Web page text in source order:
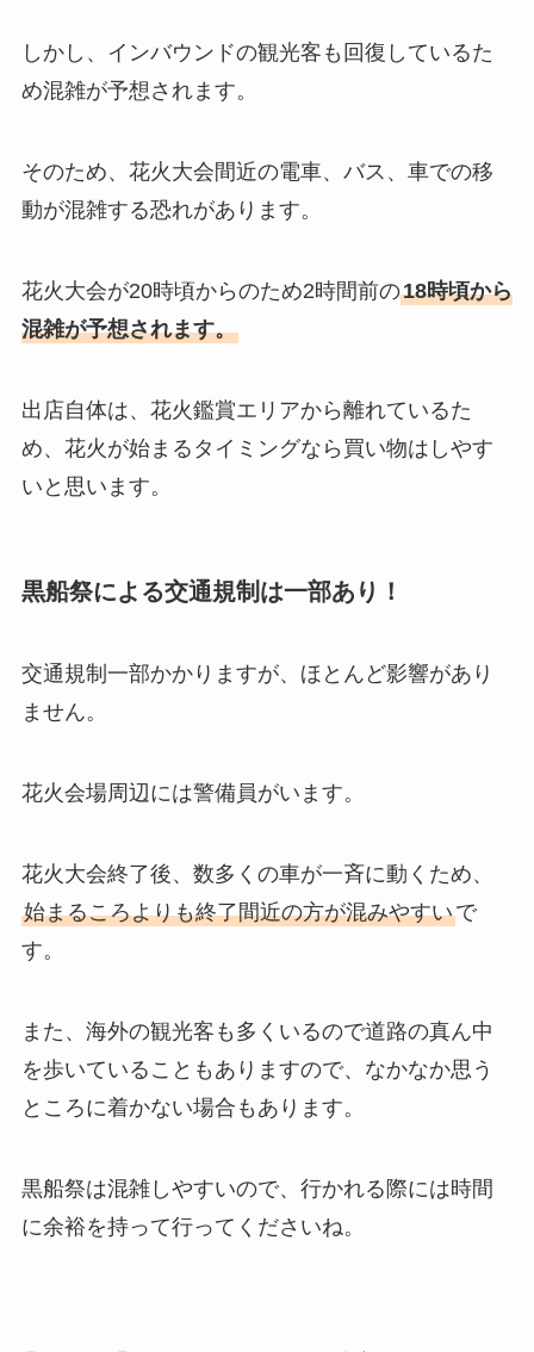
しかし、インバウンドの観光客も回復しているた
め混雑が予想されます。
そのため、花火大会間近の電車、バス、車での移
動が混雑する恐れがあります。
花火大会が20時頃からのため2時間前の18時頃から
混雑が予想されます。
出店自体は、花火鑑賞エリアから離れているた
め、花火が始まるタイミングなら買い物はしやす
いと思います。
黒船祭による交通規制は一部あり！
交通規制一部かかりますが、ほとんど影響があり
ません。
花火会場周辺には警備員がいます。
花火大会終了後、数多くの車が一斉に動くため、
始まるころよりも終了間近の方が混みやすいで
す。
また、海外の観光客も多くいるので道路の真ん中
を歩いていることもありますので、なかなか思う
ところに着かない場合もあります。
黒船祭は混雑しやすいので、行かれる際には時間
に余裕を持って行ってくださいね。